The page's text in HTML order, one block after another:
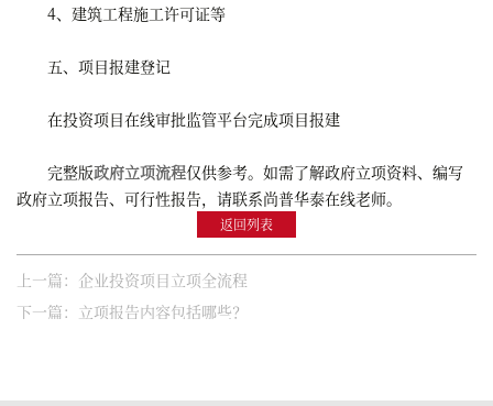
4、建筑工程施工许可证等
五、项目报建登记
在投资项目在线审批监管平台完成项目报建
完整版政府立项流程仅供参考。如需了解政府立项资料、编写
政府立项报告、可行性报告，请联系尚普华泰在线老师。
返回列表
上一篇：企业投资项目立项全流程
下一篇：立项报告内容包括哪些？